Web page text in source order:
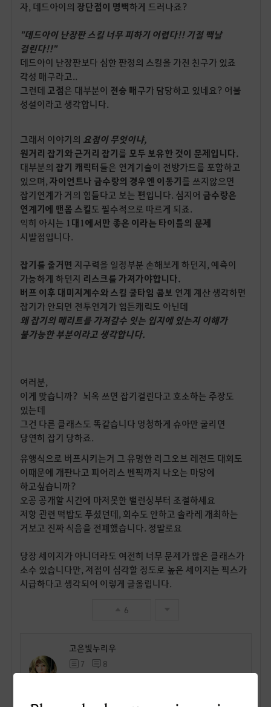
자, 데드아이의 장단점이 명백하게 드러나죠?
"데드아이 난장판 스킬 너무 피하기 어렵다!! 기절 백날
걸린다!!"
데드아이 난장판보다 심한 판정의 스킬을 가진 친구가 있죠
각성 매구라고..
그런데 고점은 대부분이 전승 매구가 담당하고 있네요? 어불
성설이라고 생각합니다.
그래서 이야기의 요점이 무엇이냐,
원거리 잡기와 근거리 잡기를 모두 보유한 것이 문제입니다.
대부분의 잡기 캐릭터들은 연계기술이 전방가드를 포함하고
있으며, 자이언트나 금수랑의 경우엔 이동기를 쓰지않으면
잡기연계가 거의 힘들다고 보는 편입니다. 심지어 금수랑은
연계기에 맨몸 스킬 도 필수적으로 따르게 되죠.
익히 아시는 1대1에서만 좋은 이라는 타이틀의 문제
시발점입니다.
잡기를 줄거면 지구력을 일정부분 손해보게 하던지, 예측이
가능하게 하던지 리스크를 가져가야합니다.
버프 이후 대미지계수와 스킬 쿨타임 콤보 연계 계산 생각하면
잡기가 안되면 전투연계가 힘든캐릭도 아닌데
왜 잡기의 메리트를 가져갈수 잇는 입지에 있는지 이해가
불가능한 부분이라고 생각합니다.
여러분,
이게 맞습니까? 뇌옥 쓰면 잡기걸린다고 호소하는 주장도
있는데
그건 다른 클래스도 똑같습니다 멍청하게 슈아만 굴리면
당연히 잡기 당하죠.
유행식으로 버프시키는거 그 유명한 리그오브 레전드 대회도
이때문에 개판나고 피어리스 벤픽까지 나오는 마당에
하고싶습니까?
오공 공개할 시간에 마저못한 밸런싱부터 조절하세요
저항 관련 떡밥도 푸셨던데, 회수도 안하고 솔라레 개최하는
거보고 진짜 식음을 전폐했습니다. 정말로요
당장 세이지가 아니더라도 여전히 너무 문제가 많은 클래스가
소수 있습니다만, 저점이 심각할 정도로 높은 세이지는 픽스가
시급하다고 생각되어 이렇게 글올립니다.
6
고은빛누리우
7 8